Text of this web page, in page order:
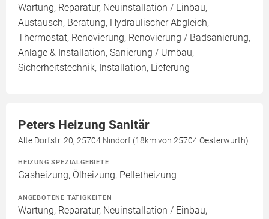
Wartung, Reparatur, Neuinstallation / Einbau,
Austausch, Beratung, Hydraulischer Abgleich,
Thermostat, Renovierung, Renovierung / Badsanierung,
Anlage & Installation, Sanierung / Umbau,
Sicherheitstechnik, Installation, Lieferung
Peters Heizung Sanitär
Alte Dorfstr. 20, 25704 Nindorf (18km von 25704 Oesterwurth)
HEIZUNG SPEZIALGEBIETE
Gasheizung, Ölheizung, Pelletheizung
ANGEBOTENE TÄTIGKEITEN
Wartung, Reparatur, Neuinstallation / Einbau,